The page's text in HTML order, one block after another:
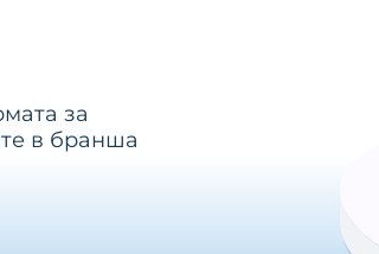
за
в бранша